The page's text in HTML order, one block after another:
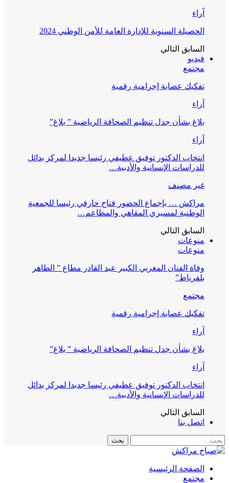
آراء
الحصيلة السنوية للإدارة العامة للأمن الوطني 2024
السابق التالي
فيديو
مجتمع
تفكيك عصابة إجرامية رقمية
آراء
بلاغ بشأن جدل تنظيم الصحافة الرياضية ” بلاغ”
آراء
انتخاب الدكتور توفيق عطيفي رئيسا جديدا لمركز بدائل
للدراسات الإنسانية والأدبية…
غير مصنف
مراكش … بإجماع الحضور فتاح حارفي رئيسا للجمعية
الوطنية لمسيري المقاهي والمطاعم…
السابق التالي
منوعات
منوعات
وفاة الفنان المغربي الكبير عبد القادر مطاع ” الطاهر
بلفرياط”
مجتمع
تفكيك عصابة إجرامية رقمية
آراء
بلاغ بشأن جدل تنظيم الصحافة الرياضية ” بلاغ”
آراء
انتخاب الدكتور توفيق عطيفي رئيسا جديدا لمركز بدائل
للدراسات الإنسانية والأدبية…
السابق التالي
اتصل بنا
الصفحة الرئيسية
مجتمع